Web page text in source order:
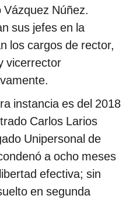
Núñez.
sus jefes en la
los cargos de rector,
vicerrector
instancia es del 2018
Carlos Larios
Unipersonal de
a ocho meses
efectiva; sin
en segunda